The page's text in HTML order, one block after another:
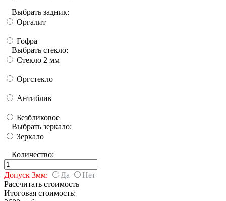
Выбрать задник:
Оргалит
Гофра
Выбрать стекло:
Стекло 2 мм
Оргстекло
Антиблик
Безбликовое
Выбрать зеркало:
Зеркало
Количество:
Допуск 3мм: Да
Нет
Рассчитать стоимость
Итоговая стоимость: